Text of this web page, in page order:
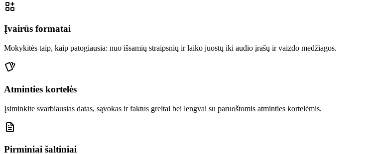
Įvairūs formatai
Mokykitės taip, kaip patogiausia: nuo išsamių straipsnių ir laiko juostų iki audio įrašų ir vaizdo medžiagos.
Atminties kortelės
Įsiminkite svarbiausias datas, sąvokas ir faktus greitai bei lengvai su paruoštomis atminties kortelėmis.
Pirminiai šaltiniai